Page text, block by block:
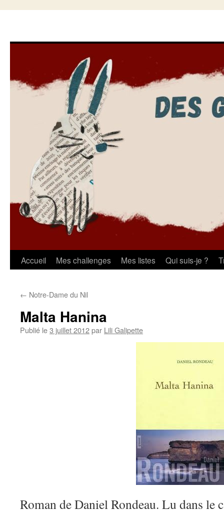
Aller
contenu
Accueil Mes challenges Mes listes Qui suis-je ?
← Notre-Dame du Nil
Malta Hanina
Publié le3 juillet 2012par Lili Galipette
Roman de Daniel Rondeau. Lu dans le